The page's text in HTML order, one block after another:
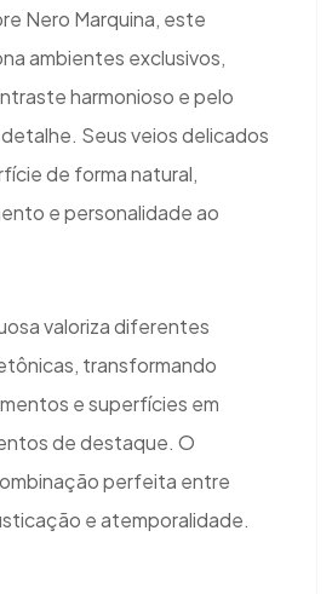
Nero Marquina, este
ambientes exclusivos,
harmonioso e pelo
Seus veios delicados
de forma natural,
e personalidade ao
valoriza diferentes
transformando
e superfícies em
de destaque. O
perfeita entre
e atemporalidade.